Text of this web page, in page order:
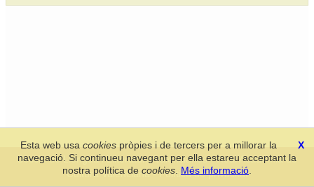
Secció de Llengua i Lliteratura Valencianes-Real Acadèmia de
Cultura Valenciana-Política de privacitat
X
Esta web usacookies pròpies i de tercers per a millorar la
navegació. Si continueu navegant per ella estareu acceptant la
nostra política de cookies Més informació